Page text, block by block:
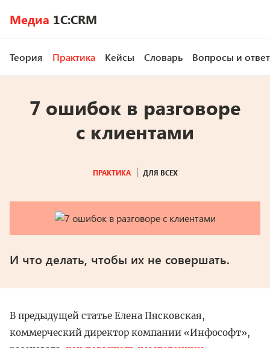
Медиа 1C:CRM
Теория Практика Кейсы Словарь Вопросы и
7 ошибок в разговоре
с клиентами
ПРАКТИКА ДЛЯ ВСЕХ
И что делать, чтобы их не совершать.
В предыдущей статье Елена Пясковская,
коммерческий директор компании «Инфософт»,